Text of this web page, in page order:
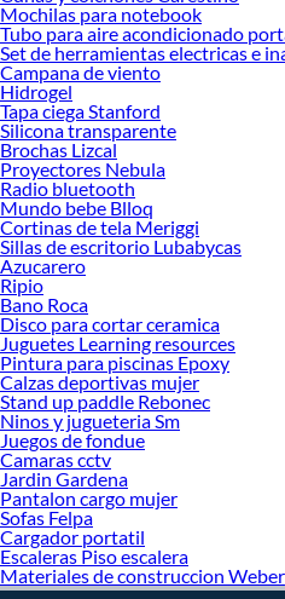
Encuentra una amplia variedad de
Encuentra todo lo necesario para tus
¡Visítanos y haz tus ideas realidad!
Mochilas para notebook
Tubo para aire acondicionado
Set de herramientas electricas e
Campana de viento
Hidrogel
Tapa ciega Stanford
Silicona transparente
Brochas Lizcal
Proyectores Nebula
Radio bluetooth
Mundo bebe Blloq
Cortinas de tela Meriggi
Sillas de escritorio Lubabycas
Azucarero
Ripio
Bano Roca
Disco para cortar ceramica
Juguetes Learning resources
Pintura para piscinas Epoxy
Calzas deportivas mujer
Stand up paddle Rebonec
Ninos y jugueteria Sm
Juegos de fondue
Camaras cctv
Jardin Gardena
Pantalon cargo mujer
Sofas Felpa
Cargador portatil
Escaleras Piso escalera
Materiales de construccion Weber